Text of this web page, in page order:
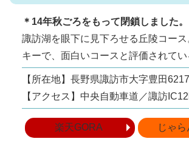
＊14年秋ごろをもって閉鎖しました。
諏訪湖を眼下に見下ろせる丘陵コー
キーで、面白いコースと評価されてい
【所在地】長野県諏訪市大字豊田
【アクセス】中央自動車道／諏訪
楽天GORA じゃ